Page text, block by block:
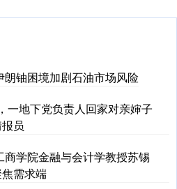
铀困境加剧石油市场风险
一地下党负责人回家对亲婶子
员
学院金融与会计学教授苏锡
需求端